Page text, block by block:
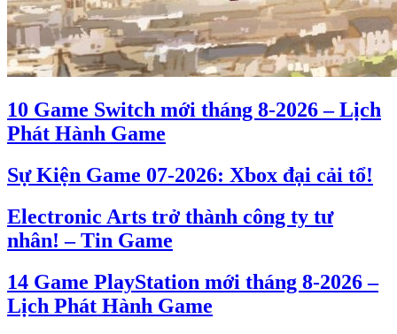
10 Game Switch mới tháng 8-2026 – Lịch
Phát Hành Game
Sự Kiện Game 07-2026: Xbox đại cải tổ!
Electronic Arts trở thành công ty tư
nhân! – Tin Game
14 Game PlayStation mới tháng 8-2026 –
Lịch Phát Hành Game